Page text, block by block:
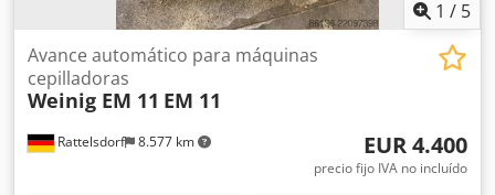
Grado de protección: IP55 Clase de aislamiento: F Tipo de
funcionamiento: S1 Cjdpfx Aszncq Sehajrf Estado: 100%
funcional, probado. Presenta signos normales de uso,
visibles en la carcasa. Se vende exactamente en el estado
en que se muestra en las fotografías.
1 / 5
Rattelsdorf 8.577 km
Avance automático para máquinas
cepilladoras
Weinig EM 11 EM 11
EUR 4.400
precio fijo IVA no incluído